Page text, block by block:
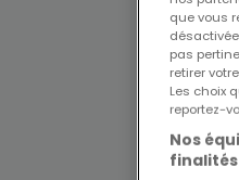
que vous
pas
retirer
Les choix
reportez-
Nos